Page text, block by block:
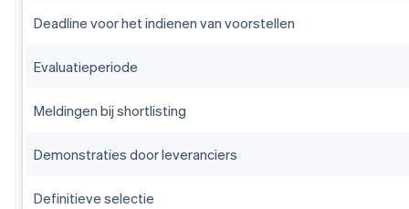
Deadline voor het indienen van voorstellen
Evaluatieperiode
Meldingen bij shortlisting
Demonstraties door leveranciers
Definitieve selectie